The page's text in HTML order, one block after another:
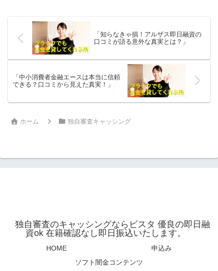
「知らなきゃ損！アルザス即日融資の
口コミが語る意外な真実とは？」
「中小消費者金融エースは本当に信頼
できる？口コミから見えた真実！」
ホーム 独自審査キャッシング
独自審査のキャッシングならビスタ 優良の即日融
資ok 在籍確認なし即日振込いたします。
HOME
申込み
ソフト闇金コンテンツ